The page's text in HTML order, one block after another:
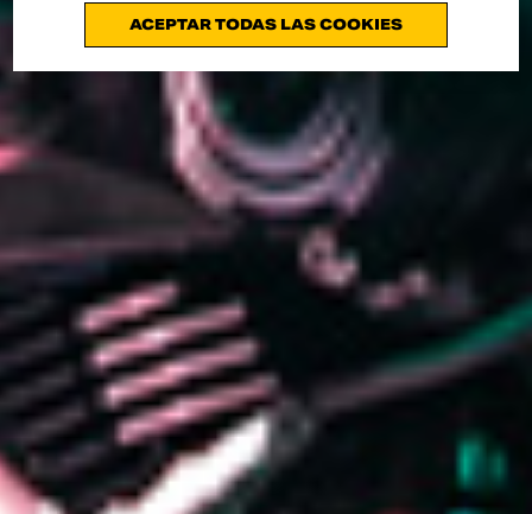
ACEPTAR TODAS LAS COOKIES